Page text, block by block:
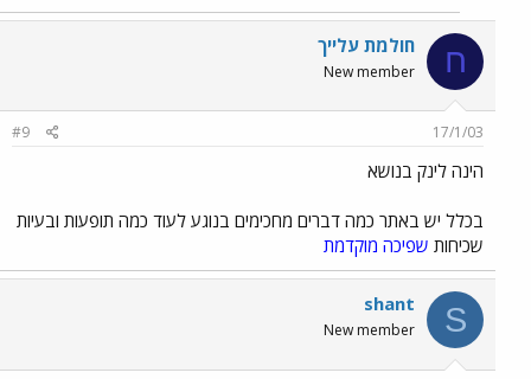
ח חולמת עלייך
New member
17/1/03
#9
הינה לינק בנושא
בכלל יש באתר כמה דברים מחכימים בנוגע לעוד כמה תופעות ובעיות
שכיחות שפיכה מוקדמת
S
shant
New member